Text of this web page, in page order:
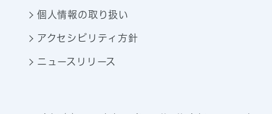
個人情報の取り扱い
アクセシビリティ方針
ニュースリリース